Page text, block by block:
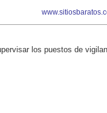
los puestos de